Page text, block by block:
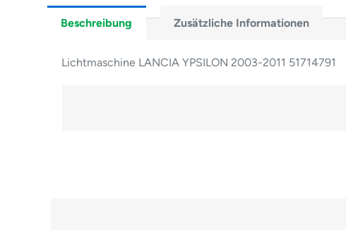
Beschreibung Zusätzliche Informationen
Lichtmaschine LANCIA YPSILON 2003-2011 51714791